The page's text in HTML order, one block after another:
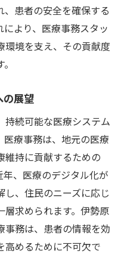
、患者の安全を確保する
より、医療事務スタッ
環境を支え、その貢献度
の展望
持続可能な医療システム
療事務は、地元の医療
維持に貢献するための
、医療のデジタル化が
、住民のニーズに応じ
層求められます。伊勢原
事務は、患者の情報を効
高めるために不可欠で